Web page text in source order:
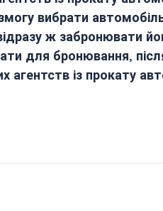
вибрати
ж забронювати
для бронювання,
агентств із прокату